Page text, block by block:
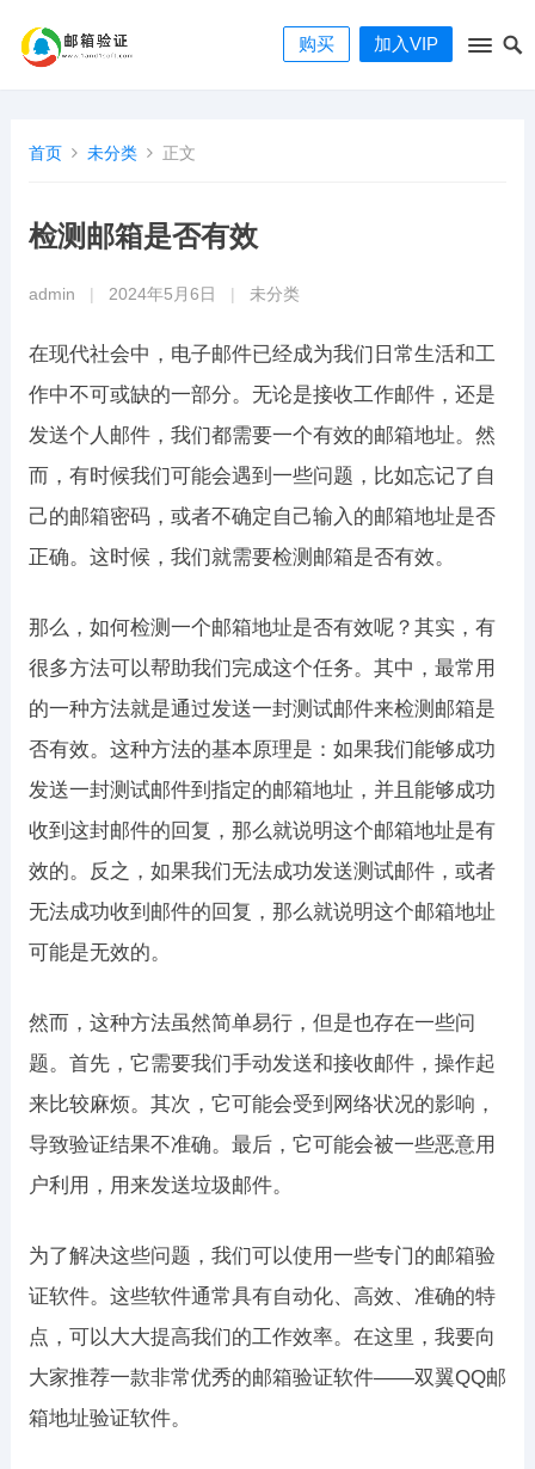
购买 加入VIP
首页 未分类 正文
检测邮箱是否有效
admin 2024年5月6日 未分类
在现代社会中，电子邮件已经成为我们日常生活和工
作中不可或缺的一部分。无论是接收工作邮件，还是
发送个人邮件，我们都需要一个有效的邮箱地址。然
而，有时候我们可能会遇到一些问题，比如忘记了自
己的邮箱密码，或者不确定自己输入的邮箱地址是否
正确。这时候，我们就需要检测邮箱是否有效。
那么，如何检测一个邮箱地址是否有效呢？其实，有
很多方法可以帮助我们完成这个任务。其中，最常用
的一种方法就是通过发送一封测试邮件来检测邮箱是
否有效。这种方法的基本原理是：如果我们能够成功
发送一封测试邮件到指定的邮箱地址，并且能够成功
收到这封邮件的回复，那么就说明这个邮箱地址是有
效的。反之，如果我们无法成功发送测试邮件，或者
无法成功收到邮件的回复，那么就说明这个邮箱地址
可能是无效的。
然而，这种方法虽然简单易行，但是也存在一些问
题。首先，它需要我们手动发送和接收邮件，操作起
来比较麻烦。其次，它可能会受到网络状况的影响，
导致验证结果不准确。最后，它可能会被一些恶意用
户利用，用来发送垃圾邮件。
为了解决这些问题，我们可以使用一些专门的邮箱验
证软件。这些软件通常具有自动化、高效、准确的特
点，可以大大提高我们的工作效率。在这里，我要向
大家推荐一款非常优秀的邮箱验证软件——双翼QQ邮
箱地址验证软件。